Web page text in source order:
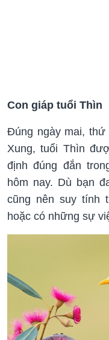
Con giáp tuổi Thìn
Đúng ngày mai, thứ
Xung, tuổi Thìn
định đúng đắn
hôm nay. Dù bạn
cũng nên suy tính
hoặc có những sự